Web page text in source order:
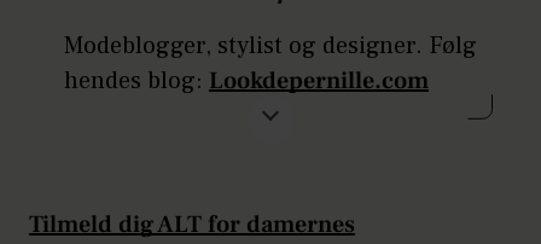
Modeblogger, stylist og designer. Følg
hendes blog: Lookdepernille.com
Tilmeld dig ALT for damernes